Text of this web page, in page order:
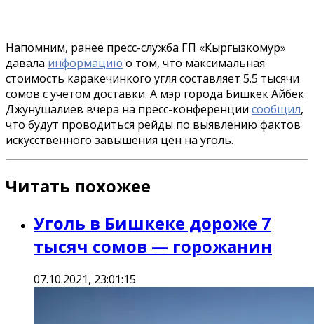
Напомним, ранее пресс-служба ГП «Кыргызкомур»
давала информацию о том, что максимальная
стоимость каракечинкого угля составляет 5.5 тысячи
сомов с учетом доставки. А мэр города Бишкек Айбек
Джунушалиев вчера на пресс-конференции сообщил,
что будут проводиться рейды по выявлению фактов
искусственного завышения цен на уголь.
Читать похожее
Уголь в Бишкеке дороже 7
тысяч сомов — горожанин
07.10.2021, 23:01:15